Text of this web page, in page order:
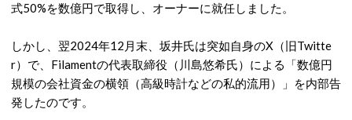
式50%を数億円で取得し、オーナーに就任しました 。
しかし、翌2024年12月末、坂井氏は突如自身のX（旧Twitte
r）で、Filamentの代表取締役（川島悠希氏）による「数億円
規模の会社資金の横領（高級時計などの私的流用）」を内部告
発したのです。